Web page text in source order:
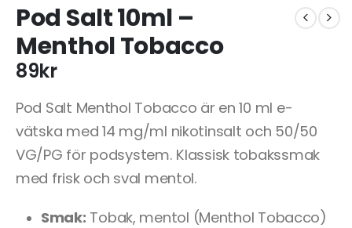
Pod Salt 10ml –
Menthol Tobacco
89kr
Pod Salt Menthol Tobacco är en 10 ml e-
vätska med 14 mg/ml nikotinsalt och 50/50
VG/PG för podsystem. Klassisk tobakssmak
med frisk och sval mentol.
Smak: Tobak, mentol (Menthol Tobacco)